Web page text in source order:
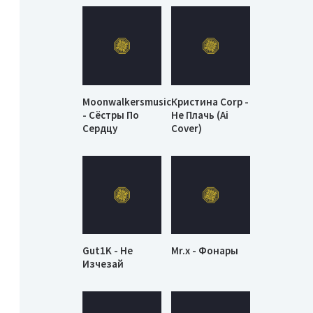
Moonwalkersmusic
- Сёстры По
Сердцу
Кристина Corp -
Не Плачь (Ai
Cover)
Gut1K - Не
Изчезай
Mr.x - Фонары